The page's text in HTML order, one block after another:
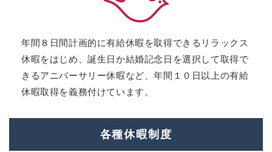
年間８日間計画的に有給休暇を取得できるリラックス
休暇をはじめ、誕生日か結婚記念日を選択して取得で
きるアニバーサリー休暇など、年間１０日以上の有給
休暇取得を義務付けています。
各種休暇制度